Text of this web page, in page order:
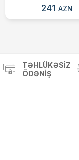
241 AZN
TƏHLÜKƏSIZ
ÖDƏNIŞ